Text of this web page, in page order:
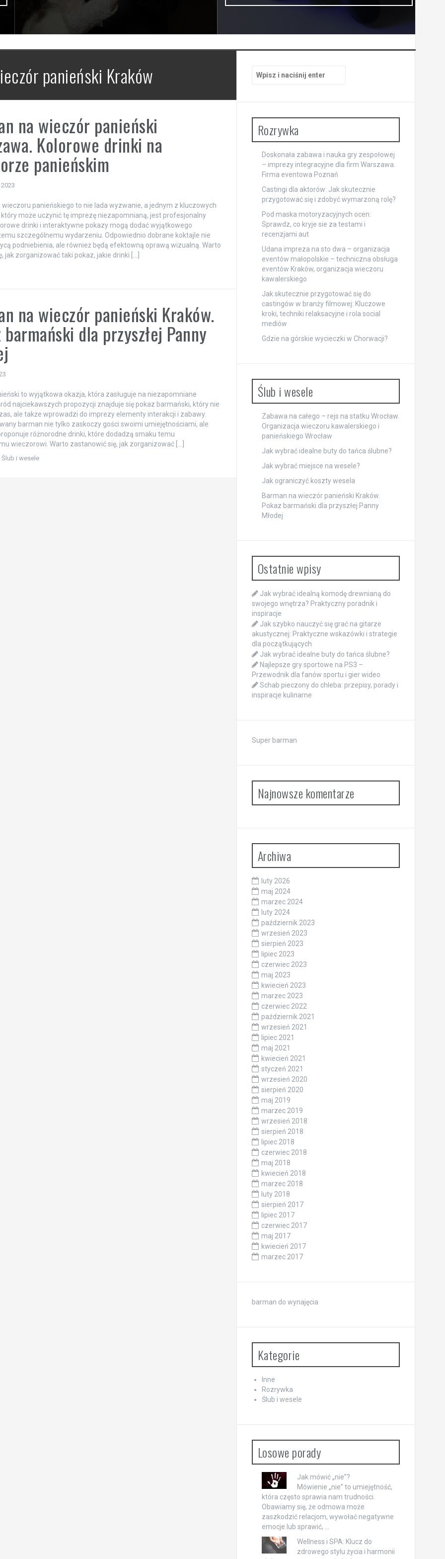
panieński Kraków
na wieczór panieński
Kolorowe drinki na
panieńskim
wieczoru panieńskiego to nie lada wyzwanie, a jednym z kluczowych
może uczynić tę imprezę niezapomnianą, jest profesjonalny
drinki i interaktywne pokazy mogą dodać wyjątkowego
szczególnemu wydarzeniu. Odpowiednio dobrane koktajle nie
podniebienia, ale również będą efektowną oprawą wizualną. Warto
jak zorganizować taki pokaz, jakie drinki […]
na wieczór panieński Kraków.
barmański dla przyszłej Panny
to wyjątkowa okazja, która zasługuje na niezapomniane
najciekawszych propozycji znajduje się pokaz barmański, który nie
ale także wprowadzi do imprezy elementy interakcji i zabawy.
barman nie tylko zaskoczy gości swoimi umiejętnościami, ale
różnorodne drinki, które dodadzą smaku temu
wieczorowi. Warto zastanowić się, jak zorganizować […]
Ślub i wesele
Szukaj:
Rozrywka
Doskonała zabawa i nauka gry zespołowej
– imprezy integracyjne dla firm Warszawa.
Firma eventowa Poznań
Castingi dla aktorów: Jak skutecznie
przygotować się i zdobyć wymarzoną rolę?
Pod maska motoryzacyjnych ocen:
Sprawdz, co kryje sie za testami i
recenzjami aut
Udana impreza na sto dwa – organizacja
eventów małopolskie – techniczna obsługa
eventów Kraków, organizacja wieczoru
kawalerskiego
Jak skutecznie przygotować się do
castingów w branży filmowej: Kluczowe
kroki, techniki relaksacyjne i rola social
mediów
Gdzie na górskie wycieczki w Chorwacji?
Ślub i wesele
Zabawa na całego – rejs na statku Wrocław.
Organizacja wieczoru kawalerskiego i
panieńskiego Wrocław
Jak wybrać idealne buty do tańca ślubne?
Jak wybrać miejsce na wesele?
Jak ograniczyć koszty wesela
Barman na wieczór panieński Kraków.
Pokaz barmański dla przyszłej Panny
Młodej
Ostatnie wpisy
Jak wybrać idealną komodę drewnianą do
swojego wnętrza? Praktyczny poradnik i
inspiracje
Jak szybko nauczyć się grać na gitarze
akustycznej: Praktyczne wskazówki i strategie
dla początkujących
Jak wybrać idealne buty do tańca ślubne?
Najlepsze gry sportowe na PS3 –
Przewodnik dla fanów sportu i gier wideo
Schab pieczony do chleba: przepisy, porady i
inspiracje kulinarne
Super barman
Najnowsze komentarze
Archiwa
luty 2026
maj 2024
marzec 2024
luty 2024
październik 2023
wrzesień 2023
sierpień 2023
lipiec 2023
czerwiec 2023
maj 2023
kwiecień 2023
marzec 2023
czerwiec 2022
październik 2021
wrzesień 2021
lipiec 2021
maj 2021
kwiecień 2021
styczeń 2021
wrzesień 2020
sierpień 2020
maj 2019
marzec 2019
wrzesień 2018
sierpień 2018
lipiec 2018
czerwiec 2018
maj 2018
kwiecień 2018
marzec 2018
luty 2018
sierpień 2017
lipiec 2017
czerwiec 2017
maj 2017
kwiecień 2017
marzec 2017
barman do wynajęcia
Kategorie
Inne
Rozrywka
Ślub i wesele
Losowe porady
Jak mówić „nie”?
Mówienie „nie” to umiejętność,
która często sprawia nam trudności.
Obawiamy się, że odmowa może
zaszkodzić relacjom, wywołać negatywne
emocje lub sprawić, …
Wellness i SPA: Klucz do
zdrowego stylu życia i harmonii